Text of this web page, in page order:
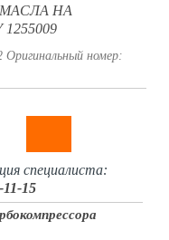
НА
Оригинальный номер:
специалиста:
15